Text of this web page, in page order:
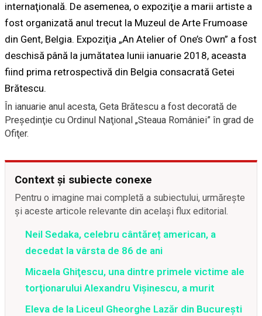
internaţională. De asemenea, o expoziţie a marii artiste a
fost organizată anul trecut la Muzeul de Arte Frumoase
din Gent, Belgia. Expoziţia „An Atelier of One’s Own” a fost
deschisă până la jumătatea lunii ianuarie 2018, aceasta
fiind prima retrospectivă din Belgia consacrată Getei
Brătescu.
În ianuarie anul acesta, Geta Brătescu a fost decorată de
Preşedinţie cu Ordinul Naţional „Steaua României” în grad de
Ofiţer.
Context și subiecte conexe
Pentru o imagine mai completă a subiectului, urmărește
și aceste articole relevante din același flux editorial.
Neil Sedaka, celebru cântăreț american, a
decedat la vârsta de 86 de ani
Micaela Ghiţescu, una dintre primele victime ale
torţionarului Alexandru Vişinescu, a murit
Eleva de la Liceul Gheorghe Lazăr din București